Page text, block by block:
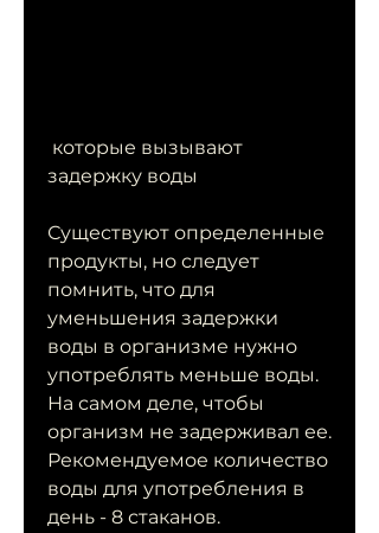
задержку воды
Существуют определенные
продукты, но следует
помнить, что для
уменьшения задержки
воды в организме нужно
употреблять меньше воды.
На самом деле, чтобы
организм не задерживал ее.
Рекомендуемое количество
воды для употребления в
день - 8 стаканов.